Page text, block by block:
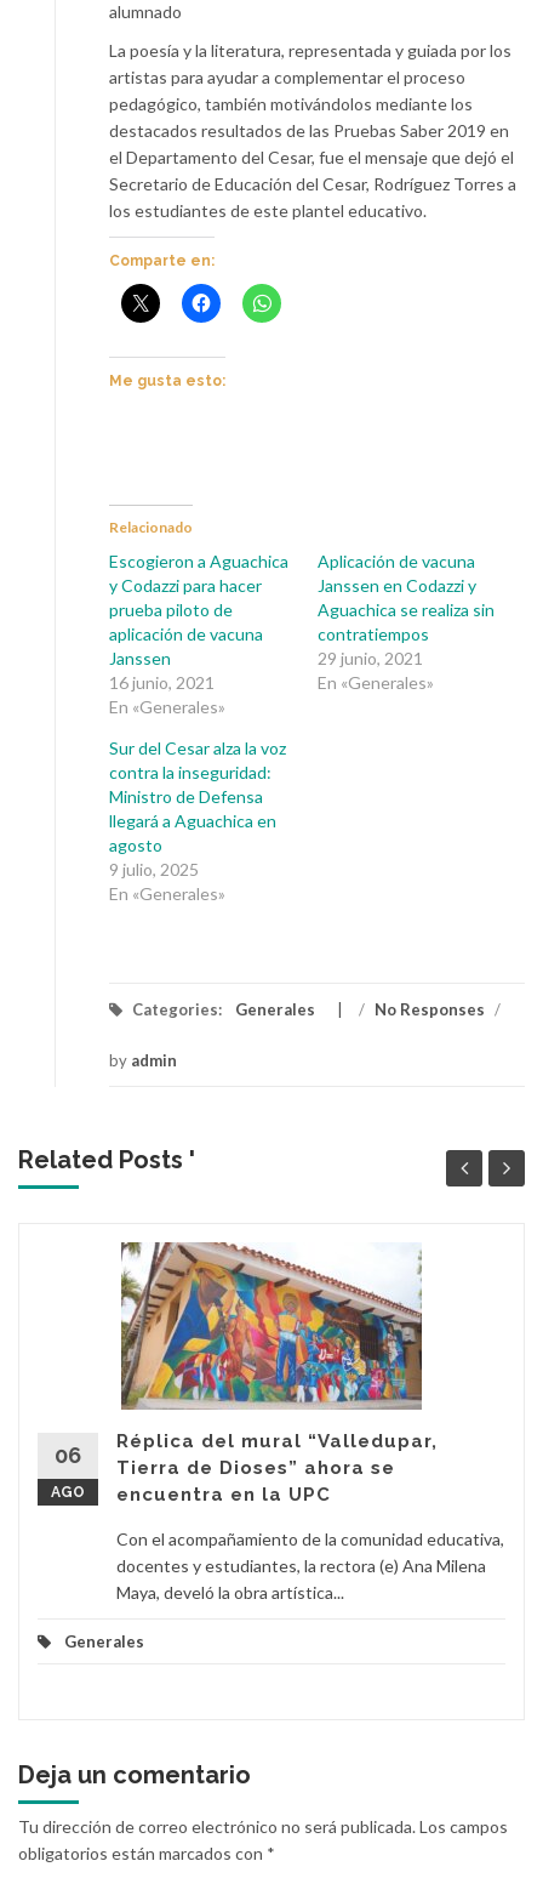
alumnado
La poesía y la literatura, representada y guiada por los
artistas para ayudar a complementar el proceso
pedagógico, también motivándolos mediante los
destacados resultados de las Pruebas Saber 2019 en
el Departamento del Cesar, fue el mensaje que dejó el
Secretario de Educación del Cesar, Rodríguez Torres a
los estudiantes de este plantel educativo.
Comparte en:
Me gusta esto:
Relacionado
Escogieron a Aguachica
y Codazzi para hacer
prueba piloto de
aplicación de vacuna
Janssen
16 junio, 2021
En «Generales»
Aplicación de vacuna
Janssen en Codazzi y
Aguachica se realiza sin
contratiempos
29 junio, 2021
En «Generales»
Sur del Cesar alza la voz
contra la inseguridad:
Ministro de Defensa
llegará a Aguachica en
agosto
9 julio, 2025
En «Generales»
Categories: Generales / No Responses /
by admin
Related Posts '
06
AGO
Réplica del mural “Valledupar,
Tierra de Dioses” ahora se
encuentra en la UPC
Con el acompañamiento de la comunidad educativa,
docentes y estudiantes, la rectora (e) Ana Milena
Maya, develó la obra artística...
Generales
Deja un comentario
Tu dirección de correo electrónico no será publicada.Los campos
obligatorios están marcados con *